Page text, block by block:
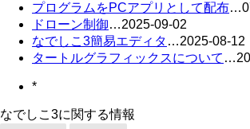
プログラムをPCアプリとして配布…
ドローン制御…2025-09-02
なでしこ3簡易エディタ …2025-08-12
タートルグラフィックスについて …
*
なでしこ3に関する情報